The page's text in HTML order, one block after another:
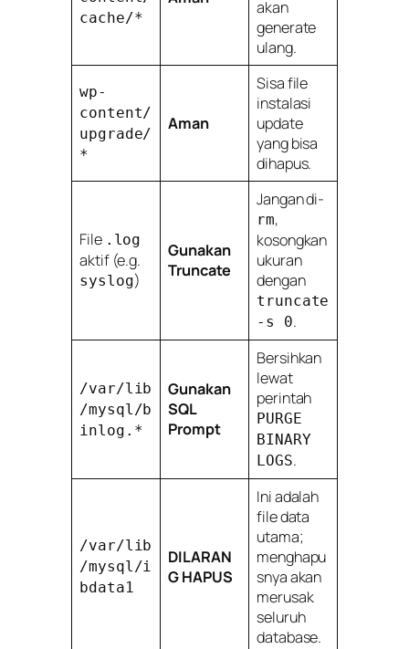
cache/*
akan
generate
ulang.
wp-
content/
upgrade/
*
Aman
Sisa file
instalasi
update
yang bisa
dihapus.
File .log
aktif (e.g.
syslog)
Gunakan
Truncate
Jangan di-
rm,
kosongkan
ukuran
dengan
truncate
-s 0.
/var/lib
/mysql/b
inlog.*
Gunakan
SQL
Prompt
Bersihkan
lewat
perintah
PURGE
BINARY
LOGS.
/var/lib
/mysql/i
bdata1
DILARAN
G HAPUS
Ini adalah
file data
utama;
menghapu
snya akan
merusak
seluruh
database.